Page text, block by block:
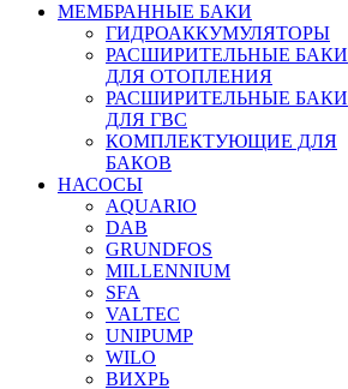
МЕМБРАННЫЕ БАКИ
ГИДРОАККУМУЛЯТОРЫ
РАСШИРИТЕЛЬНЫЕ БАКИ
ДЛЯ ОТОПЛЕНИЯ
РАСШИРИТЕЛЬНЫЕ БАКИ
ДЛЯ ГВС
КОМПЛЕКТУЮЩИЕ ДЛЯ
БАКОВ
НАСОСЫ
AQUARIO
DAB
GRUNDFOS
MILLENNIUM
SFA
VALTEC
UNIPUMP
WILO
ВИХРЬ